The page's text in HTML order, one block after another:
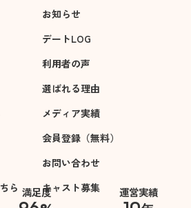
お知らせ
デートLOG
利用者の声
選ばれる理由
メディア実績
会員登録（無料）
お問い合わせ
ら
キャスト募集
満足度 運営実績